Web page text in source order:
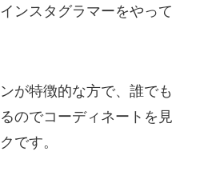
ンスタグラマーをやって
が特徴的な方で、誰でも
のでコーディネートを見
です。